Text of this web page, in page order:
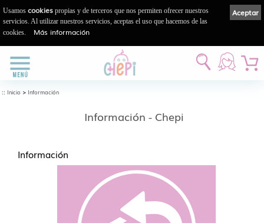
:: Inicio > Información
Información - Chepi
Información
Aceptar
Usamos cookies propias y de terceros que nos permiten ofrecer nuestros
servicios. Al utilizar nuestros servicios, aceptas el uso que hacemos de las
cookies.
Más información